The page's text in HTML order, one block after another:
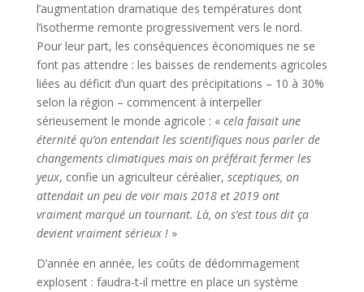
l’augmentation dramatique des températures dont
l’isotherme remonte progressivement vers le nord.
Pour leur part, les conséquences économiques ne se
font pas attendre : les baisses de rendements agricoles
liées au déficit d’un quart des précipitations – 10 à 30%
selon la région – commencent à interpeller
sérieusement le monde agricole : « cela faisait une
éternité qu’on entendait les scientifiques nous parler de
changements climatiques mais on préférait fermer les
yeux, confie un agriculteur céréalier, sceptiques, on
attendait un peu de voir mais 2018 et 2019 ont
vraiment marqué un tournant. Là, on s’est tous dit ça
devient vraiment sérieux !»
D’année en année, les coûts de dédommagement
explosent : faudra-t-il mettre en place un système